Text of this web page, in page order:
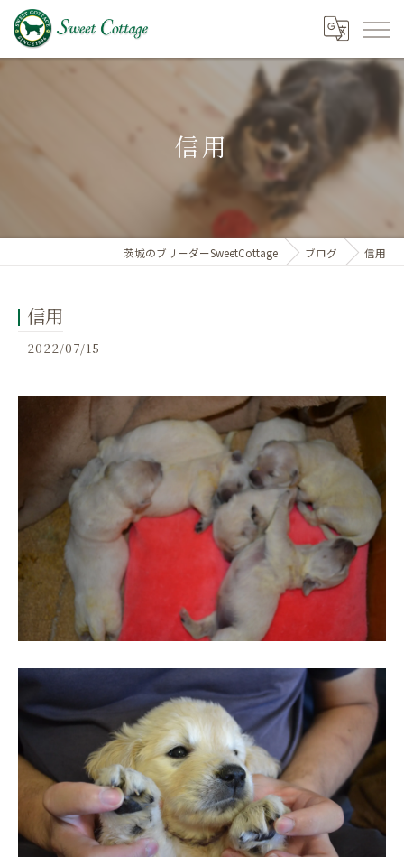
信用
茨城のブリーダーSweetCottage ブログ 信用
信用
2022/07/15